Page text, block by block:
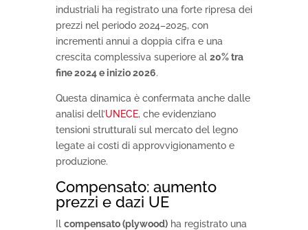
industriali ha registrato una forte ripresa dei
prezzi nel periodo 2024–2025, con
incrementi annui a doppia cifra e una
crescita complessiva superiore al 20% tra
fine 2024 e inizio 2026.
Questa dinamica è confermata anche dalle
analisi dell’UNECE, che evidenziano
tensioni strutturali sul mercato del legno
legate ai costi di approvvigionamento e
produzione.
Compensato: aumento
prezzi e dazi UE
Il compensato (plywood)ha registrato una